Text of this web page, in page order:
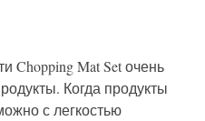
Chopping Mat Set очень
Когда продукты
с легкостью